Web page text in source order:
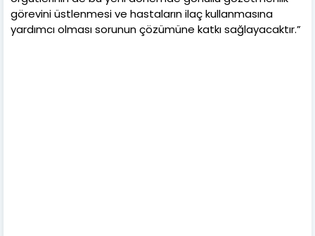
görevini üstlenmesi ve hastaların ilaç kullanmasına
yardımcı olması sorunun çözümüne katkı sağlayacaktır.”